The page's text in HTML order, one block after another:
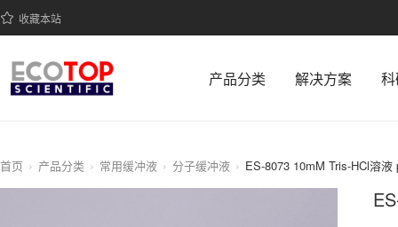
收藏本站
产品分类 解决方案
首页 产品分类 常用缓冲液 分子缓冲液 ES-8073 10mM Tris-HCl溶液